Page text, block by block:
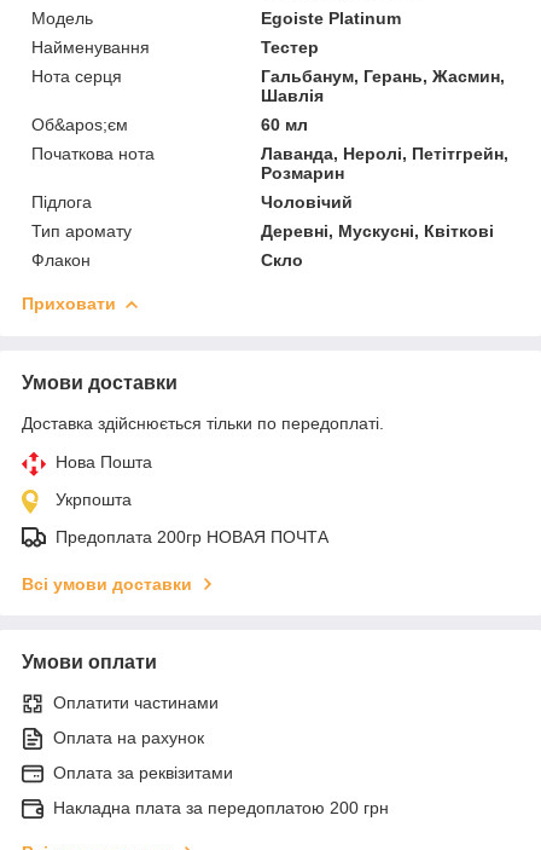
Мoдель
Egoiste Platinum
Найменування
Тестер
Нота серця
Гальбанум, Герань, Жасмин,
Шавлія
Об&apos;єм
60 мл
Початкова нота
Лаванда, Неролі, Петітгрейн,
Розмарин
Підлога
Чоловічий
Тип аромату
Деревні, Мускусні, Квіткові
Флакон
Скло
Приховати
Умови доставки
Доставка здійснюється тільки по передоплаті.
Нова Пошта
Укрпошта
Предоплата 200гр НОВАЯ ПОЧТА
Всі умови доставки
Умови оплати
Оплатити частинами
Оплата на рахунок
Оплата за реквізитами
Накладна плата за передоплатою 200 грн